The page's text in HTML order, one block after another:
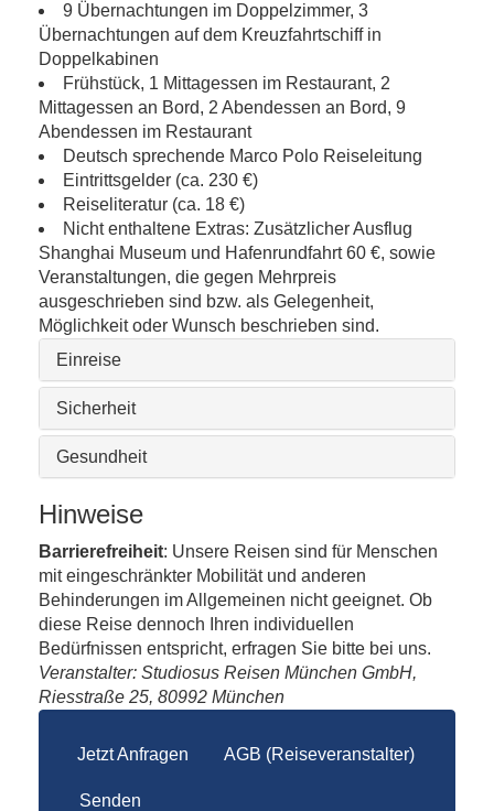
9 Übernachtungen im Doppelzimmer, 3
Übernachtungen auf dem Kreuzfahrtschiff in
Doppelkabinen
Frühstück, 1 Mittagessen im Restaurant, 2
Mittagessen an Bord, 2 Abendessen an Bord, 9
Abendessen im Restaurant
Deutsch sprechende Marco Polo Reiseleitung
Eintrittsgelder (ca. 230 €)
Reiseliteratur (ca. 18 €)
Nicht enthaltene Extras: Zusätzlicher Ausflug
Shanghai Museum und Hafenrundfahrt 60 €, sowie
Veranstaltungen, die gegen Mehrpreis
ausgeschrieben sind bzw. als Gelegenheit,
Möglichkeit oder Wunsch beschrieben sind.
Einreise
Sicherheit
Gesundheit
Hinweise
Barrierefreiheit: Unsere Reisen sind für Menschen
mit eingeschränkter Mobilität und anderen
Behinderungen im Allgemeinen nicht geeignet. Ob
diese Reise dennoch Ihren individuellen
Bedürfnissen entspricht, erfragen Sie bitte bei uns.
Veranstalter: Studiosus Reisen München GmbH,
Riesstraße 25, 80992 München
Jetzt Anfragen AGB (Reiseveranstalter)
Senden